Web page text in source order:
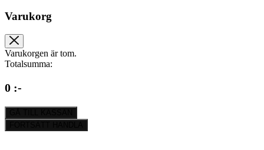
Varukorg
Varukorgen är tom.
Totalsumma:
0 :-